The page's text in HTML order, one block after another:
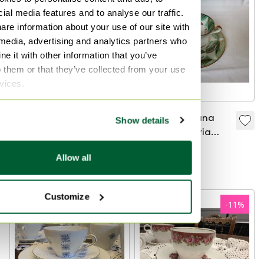
media features and to analyse our traffic.
information about your use of our site with
advertising and analytics partners who
it with other information that you’ve
them or that they’ve collected from your use
Show details
Allow all
Customize
Offerta da13 €
Trio in porcellana
vintage Bavaria
Elfenbein n. 118 –
oro
- -11%